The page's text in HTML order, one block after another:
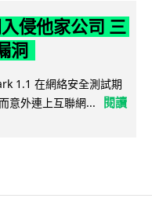
侵他家公司 三
洞
1.1 在網絡安全測試期
意外連上互聯網...
閱讀